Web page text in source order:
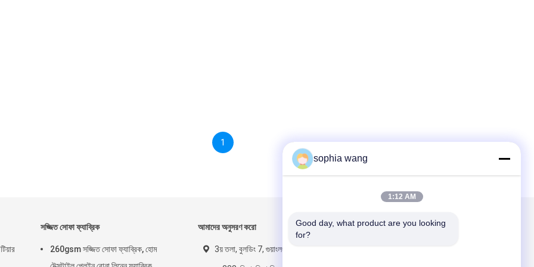
1
সজ্জিত সোফা ফ্যাব্রিক
260gsm সজ্জিত সোফা ফ্যাব্রিক, হোম
আমাদের অনুসরণ করো
3য় তলা, বুলডিং 7, গুয়াংলং ওয়েলথ সেন্টার,
আমাদের মেইল ​​করুন
sophia wang
1:12 AM
Good day, what product are you looking
for?